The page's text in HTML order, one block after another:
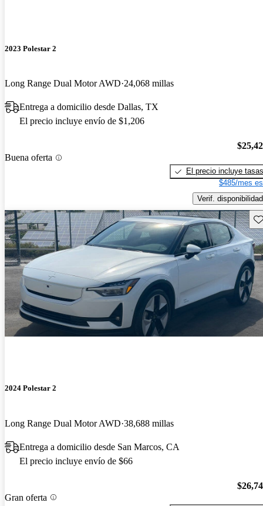
2023 Polestar 2
Long Range Dual Motor AWD 24,068 millas
Entrega a domicilio desde Dallas, TX
El precio incluye envío de $1,206
Buena oferta
El precio incluye tasas
$485/mes
Verif. disponibilidad
2024 Polestar 2
Long Range Dual Motor AWD 38,688 millas
Entrega a domicilio desde San Marcos, CA
El precio incluye envío de $66
Gran oferta